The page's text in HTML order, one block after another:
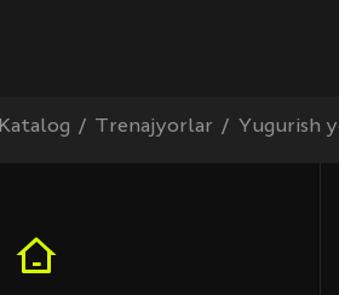
Katalog Trenajyorlar Yugurish